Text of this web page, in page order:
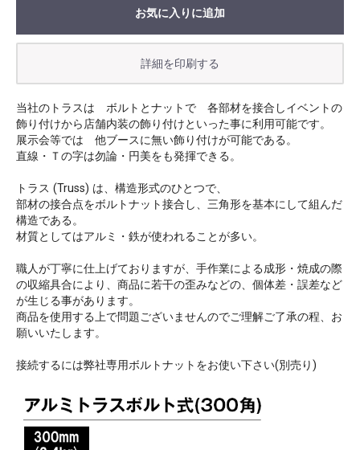
お気に入りに追加
当社のトラスは ボルトとナットで 各部材を接合しイベントの
飾り付けから店舗内装の飾り付けといった事に利用可能です。
展示会等では 他ブースに無い飾り付けが可能である。
直線・Ｔの字は勿論・円美をも発揮できる。
トラス (Truss) は、構造形式のひとつで、
部材の接合点をボルトナット接合し、三角形を基本にして組んだ
構造である。
材質としてはアルミ・鉄が使われることが多い。
職人が丁寧に仕上げておりますが、手作業による成形・焼成の際
の収縮具合により、商品に若干の歪みなどの、個体差・誤差など
が生じる事があります。
商品を使用する上で問題ございませんのでご理解ご了承の程、お
願いいたします。
接続するには弊社専用ボルトナットをお使い下さい(別売り)